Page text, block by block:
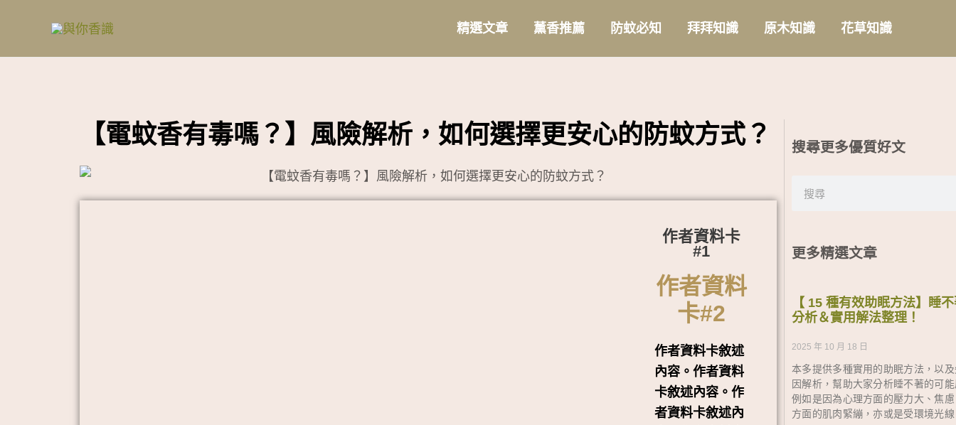
精選文章 薰香推薦 防蚊必知 拜拜知識 原木知識 花草知識
【電蚊香有毒嗎？】風險解析，如何選擇更安心的防蚊方式？
作者資料卡
#1
作者資料
卡#2
作者資料卡敘述
內容。作者資料
卡敘述內容。作
者資料卡敘述內
搜尋更多優質好文
更多精選文章
【 15 種有效助眠方法】睡
分析＆實用解法整理！
2025 年 10 月 18 日
本多提供多種實用的助眠方法，以
因解析，幫助大家分析睡不著的可
例如是因為心理方面的壓力大、焦
方面的肌肉緊繃，亦或是受環境光